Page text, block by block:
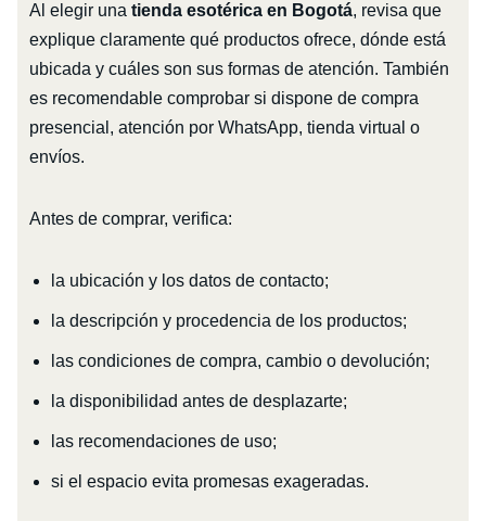
Al elegir una tienda esotérica en Bogotá, revisa que
explique claramente qué productos ofrece, dónde está
ubicada y cuáles son sus formas de atención. También
es recomendable comprobar si dispone de compra
presencial, atención por WhatsApp, tienda virtual o
envíos.
Antes de comprar, verifica:
la ubicación y los datos de contacto;
la descripción y procedencia de los productos;
las condiciones de compra, cambio o devolución;
la disponibilidad antes de desplazarte;
las recomendaciones de uso;
si el espacio evita promesas exageradas.